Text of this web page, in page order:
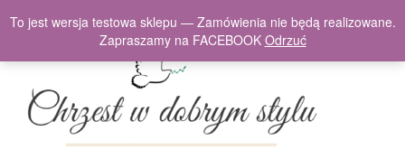
To jest wersja testowa sklepu — Zamówienia nie będą realizowane.
Zapraszamy na FACEBOOK Odrzuć